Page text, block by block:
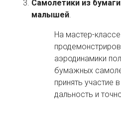
Самолетики из
малышей.
На мастер-
аэродинамики
бумажных
принять участие
дальность и